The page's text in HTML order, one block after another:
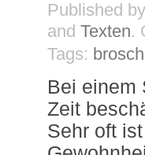
Published by
and Texten.
Tags:
Bei einem
Zeit
Sehr oft